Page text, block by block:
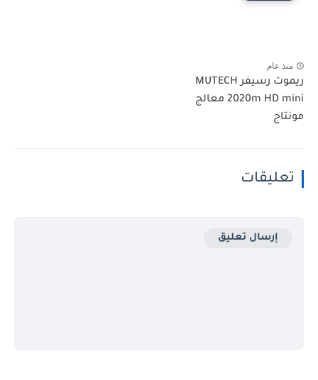
منذ عام
ريموت رسيفر MUTECH
2020m HD mini معالج
مونتاج
تعليقات
إرسال تعليق